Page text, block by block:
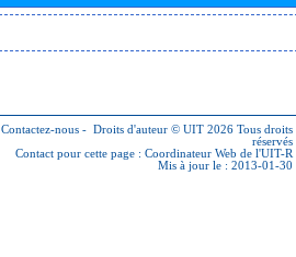
Contactez-nous - Droits d'auteur © UIT 2026 Tous droits
réservés
Contact pour cette page : Coordinateur Web de l'UIT-R
Mis à jour le : 2013-01-30